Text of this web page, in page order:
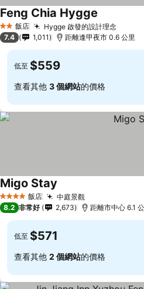
2 星級飯店 Hygge 啟發的設計理念查看價
Feng Chia Hygge
7.4 1,011 距離逢甲夜市 0.6 公里
低至 $559
查看其他 3 個網站的價格
4 星級 飯店 中庭景觀查看價格
Migo Stay
8.2 非常好 2,673 距離市中心 6.1
低至 $571
查看其他 2 個網站的價格